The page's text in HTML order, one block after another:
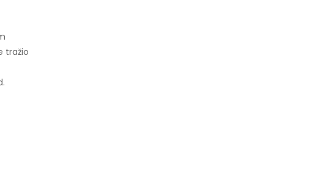
tražio